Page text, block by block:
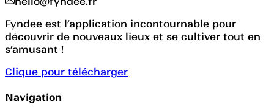
Fyndee est l’application incontournable pour
découvrir de nouveaux lieux et se cultiver tout en
s’amusant !
Clique pour télécharger
Navigation